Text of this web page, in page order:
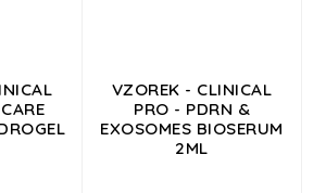
VZOREK - CLINICAL
PRO - PDRN &
EXOSOMES BIOSERUM
2ML